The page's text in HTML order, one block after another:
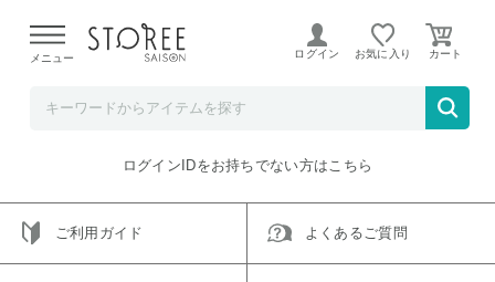
よる配送遅延が発生しております。
メニュー ログイン お気に入り
ご指定のアイテムは取り扱い終了、またはただいま取り扱い
トップへ戻る
ログインIDをお持ちでない方はこちら
ご利用ガイド よくあるご質問